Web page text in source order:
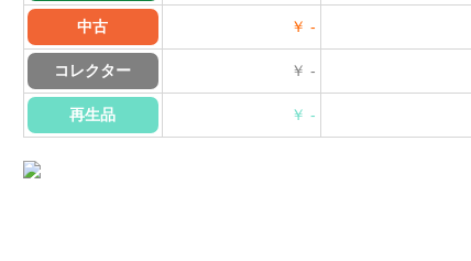
中古 ￥ -
コレクター ￥ -
再生品 ￥ -